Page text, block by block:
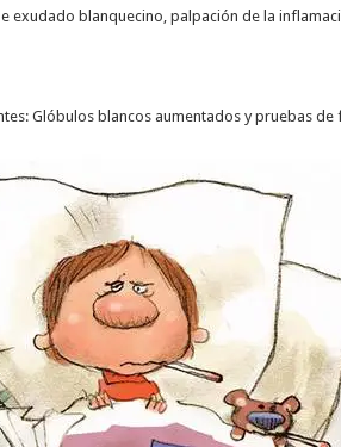
exudado blanquecino, palpación de la
Glóbulos blancos aumentados y pruebas de